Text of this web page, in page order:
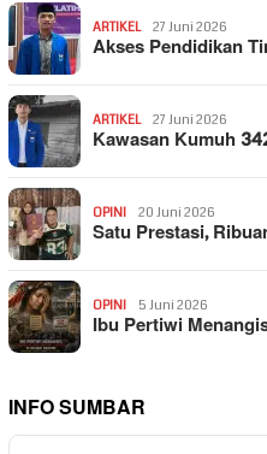
ARTIKEL 27 Juni 2026
Akses Pendidikan
ARTIKEL 27 Juni 2026
Kawasan Kumuh
OPINI 20 Juni 2026
Satu Prestasi,
OPINI 5 Juni 2026
Ibu Pertiwi
INFO SUMBAR